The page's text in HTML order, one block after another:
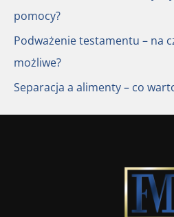
pomocy?
Podważenie testamentu – na
możliwe?
Separacja a alimenty – co